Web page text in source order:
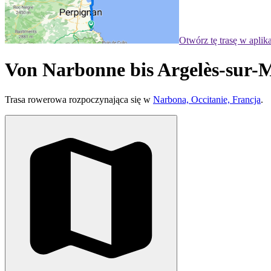
Otwórz tę trasę w
Von Narbonne bis Argelès-sur-
Trasa rowerowa rozpoczynająca się w Narbona, Occitanie, Francja.